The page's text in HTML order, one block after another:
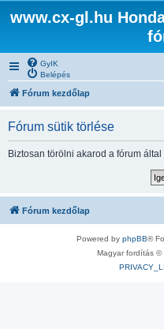
www.cx-gl.hu
GyIK
Belépés
Fórum kezdőlap
Fórum sütik törlése
Biztosan törölni akarod a fórum
Fórum kezdőlap
Powered by phpBB®
Magyar fordítás ©